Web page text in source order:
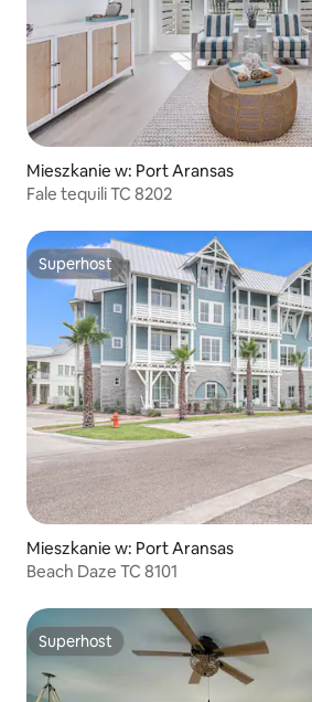
Mieszkanie w: Port Aransas
Fale tequili TC 8202
Superhost
Superhost
Mieszkanie w: Port Aransas
Beach Daze TC 8101
Superhost
Superhost